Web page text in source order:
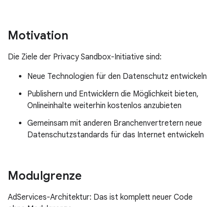
Motivation
Die Ziele der Privacy Sandbox-Initiative sind:
Neue Technologien für den Datenschutz entwickeln
Publishern und Entwicklern die Möglichkeit bieten,
Onlineinhalte weiterhin kostenlos anzubieten
Gemeinsam mit anderen Branchenvertretern neue
Datenschutzstandards für das Internet entwickeln
Modulgrenze
AdServices-Architektur: Das ist komplett neuer Code